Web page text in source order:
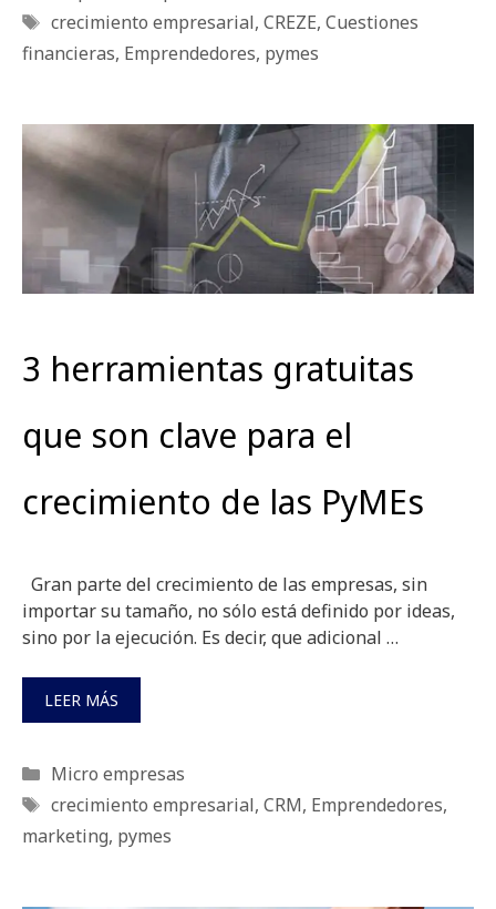
Etiquetas
crecimiento empresarial, CREZE, Cuestiones
financieras, Emprendedores, pymes
3 herramientas gratuitas
que son clave para el
crecimiento de las PyMEs
Gran parte del crecimiento de las empresas, sin
importar su tamaño, no sólo está definido por ideas,
sino por la ejecución. Es decir, que adicional …
LEER MÁS
Categorías
Micro empresas
Etiquetas
crecimiento empresarial, CRM, Emprendedores,
marketing, pymes